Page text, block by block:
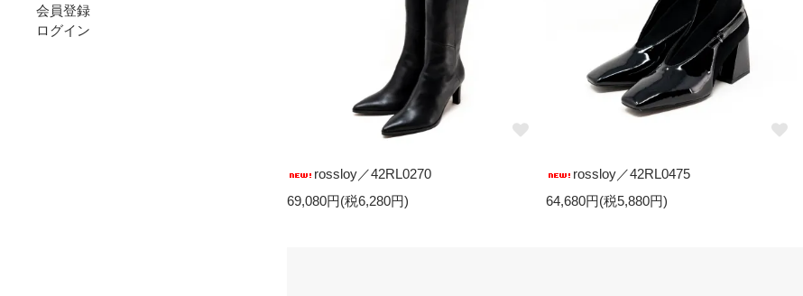
会員登録
ログイン
rossloy／42RL0270
69,080円(税6,280円)
rossloy／42RL0475
64,680円(税5,880円)